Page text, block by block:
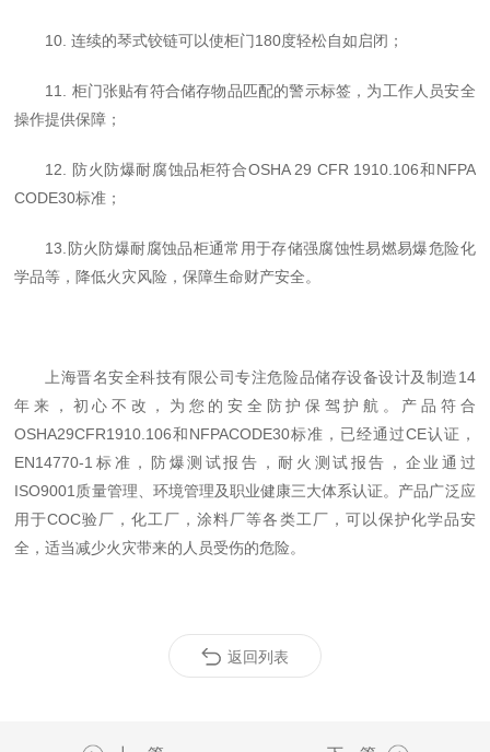
10. 连续的琴式铰链可以使柜门180度轻松自如启闭；
11. 柜门张贴有符合储存物品匹配的警示标签，为工作人员安全
操作提供保障；
12. 防火防爆耐腐蚀品柜符合OSHA 29 CFR 1910.106和NFPA
CODE30标准；
13.防火防爆耐腐蚀品柜通常用于存储强腐蚀性易燃易爆危险化
学品等，降低火灾风险，保障生命财产安全。
上海晋名安全科技有限公司专注危险品储存设备设计及制造14
年来，初心不改，为您的安全防护保驾护航。产品符合
OSHA29CFR1910.106和NFPACODE30标准，已经通过CE认证，
EN14770-1标准，防爆测试报告，耐火测试报告，企业通过
ISO9001质量管理、环境管理及职业健康三大体系认证。产品广泛应
用于COC验厂，化工厂，涂料厂等各类工厂，可以保护化学品安
全，适当减少火灾带来的人员受伤的危险。
返回列表